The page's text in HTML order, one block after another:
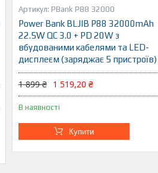
PBank P88 32000
Power Bank BLJIB P88 32000mAh
22.5W QC 3.0 + PD 20W з
вбудованими кабелями та LED-
дисплеєм (заряджає 5 пристроїв)
1 899 ₴ 1 519,20 ₴
В наявності
Купити